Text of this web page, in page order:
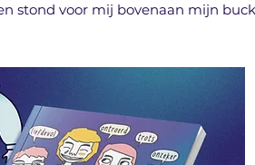
stond voor mij bovenaan mijn